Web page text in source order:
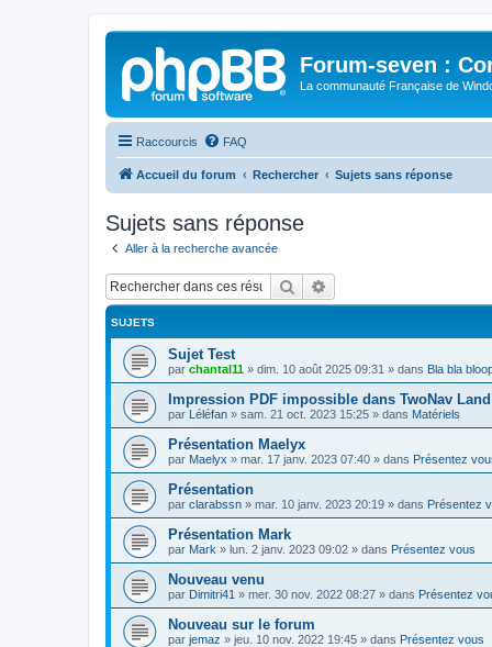
Forum-seven :
La communauté Française de
Raccourcis FAQ
Accueil du forum Rechercher Sujets sans réponse
Sujets sans réponse
Aller à la recherche avancée
Rechercher
SUJETS
Sujet Test
par chantal11 » dim. 10 août 2025 09:31 » dans Bla bla
Impression PDF impossible dans TwoNav
par Léléfan » sam. 21 oct. 2023 15:25 » dans Matériels
Présentation Maelyx
par Maelyx » mar. 17 janv. 2023 07:40 » dans Présentez
Présentation
par clarabssn » mar. 10 janv. 2023 20:19 » dans Présentez
Présentation Mark
par Mark » lun. 2 janv. 2023 09:02 » dans Présentez vous
Nouveau venu
par Dimitri41 » mer. 30 nov. 2022 08:27 » dans Présentez
Nouveau sur le forum
par jemaz » jeu. 10 nov. 2022 19:45 » dans Présentez vous